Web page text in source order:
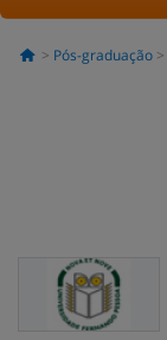
Pós-graduação